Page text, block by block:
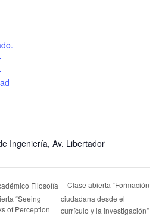
Ingeniería, Av. Libertador
Filosofía
“Seeing
of Perception
Clase abierta “Formación
ciudadana desde el
currículo y la investigación”